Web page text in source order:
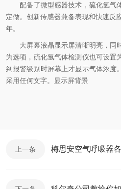
配备了微型感器技术，硫化氢气
定做。创新传感器兼备表现和快速反
年。
大屏幕液晶显示屏清晰明亮，同
为选项，硫化氢气体检测仪也可设置
到报警级别时屏幕上才显示气体浓度
采用任何文字。显示屏背景
上一条 梅思安空气呼吸器